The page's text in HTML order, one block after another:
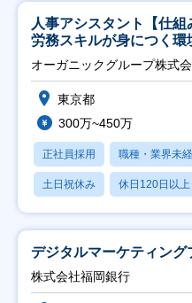
人事アシスタント【仕組
労務スキルが身につく
会社】
オーガニックグループ株式
東京都
300万~450万
正社員採用 職種・業界未
土日祝休み 休日120日以上
デジタルマーケティング
株式会社福岡銀行